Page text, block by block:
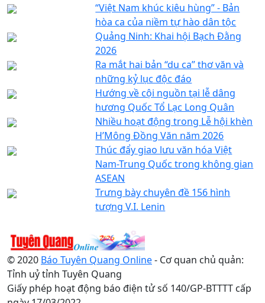
“Việt Nam khúc kiêu hùng” - Bản
hòa ca của niềm tự hào dân tộc
Quảng Ninh: Khai hội Bạch Đằng
2026
Ra mắt hai bản “du ca” thơ văn và
những kỷ lục độc đáo
Hướng về cội nguồn tại lễ dâng
hương Quốc Tổ Lạc Long Quân
Nhiều hoạt động trong Lễ hội khèn
H’Mông Đồng Văn năm 2026
Thúc đẩy giao lưu văn hóa Việt
Nam-Trung Quốc trong không gian
ASEAN
Trưng bày chuyên đề 156 hình
tượng V.I. Lenin
© 2020 Báo Tuyên Quang Online- Cơ quan chủ quản:
Tỉnh uỷ tỉnh Tuyên Quang
Giấy phép hoạt động báo điện tử số 140/GP-BTTTT cấp